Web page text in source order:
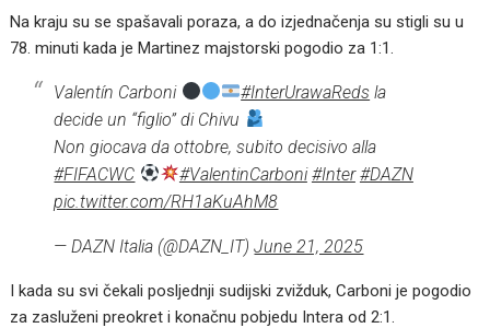
Na kraju su se spašavali poraza, a do izjednačenja su stigli su u
78. minuti kada je Martinez majstorski pogodio za 1:1.
Valentín Carboni #InterUrawaReds la
decide un “figlio” di Chivu
Non giocava da ottobre, subito decisivo alla
#FIFACWC
#ValentinCarboni #Inter #DAZN
pic.twitter.com/RH1aKuAhM8
— DAZN Italia (@DAZN_IT)June 21, 2025
I kada su svi čekali posljednji sudijski zvižduk, Carboni je pogodio
za zasluženi preokret i konačnu pobjedu Intera od 2:1.